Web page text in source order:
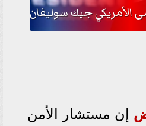
الأمريكي جيك سوليفان
إن مستشار الأمن